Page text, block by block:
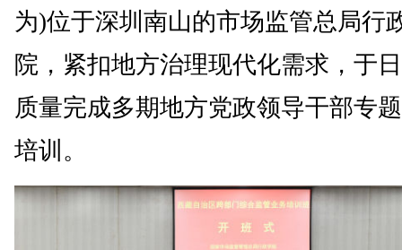
为)位于深圳南山的市场监管总局行
院，紧扣地方治理现代化需求，于
质量完成多期地方党政领导干部专
培训。